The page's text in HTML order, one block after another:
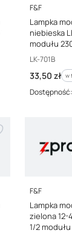
PRODUCENT
F&F
Lampka
niebieska
modułu
Kod
LK-701B
Cena
33,50 zł w
w
PRODUCENT
F&F
Lampka
zielona 12-
1/2